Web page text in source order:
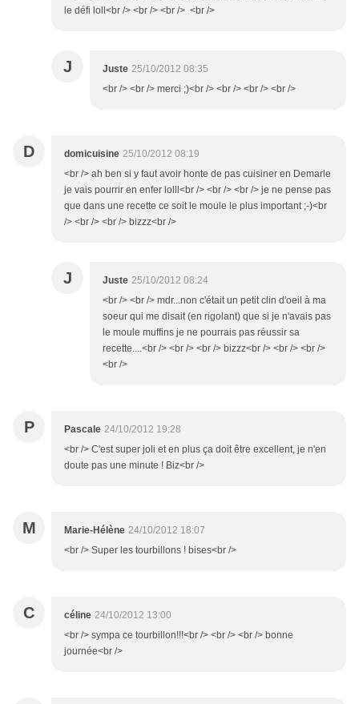
le défi loll<br /> <br /> <br /> <br />
J Juste 25/10/2012 08:35
<br /> <br /> merci ;)<br /> <br /> <br /> <br />
D domicuisine 25/10/2012 08:19
<br /> ah ben si y faut avoir honte de pas cuisiner en Demarle
je vais pourrir en enfer lolll<br /> <br /> <br /> je ne pense pas
que dans une recette ce soit le moule le plus important ;-)<br
/> <br /> <br /> bizzz<br />
J Juste 25/10/2012 08:24
<br /> <br /> mdr...non c'était un petit clin d'oeil à ma
soeur qui me disait (en rigolant) que si je n'avais pas
le moule muffins je ne pourrais pas réussir sa
recette....<br /> <br /> <br /> bizzz<br /> <br /> <br />
<br />
P Pascale 24/10/2012 19:28
<br /> C'est super joli et en plus ça doit être excellent, je n'en
doute pas une minute ! Biz<br />
M Marie-Hélène 24/10/2012 18:07
<br /> Super les tourbillons ! bises<br />
C céline 24/10/2012 13:00
<br /> sympa ce tourbillon!!!<br /> <br /> <br /> bonne
journée<br />